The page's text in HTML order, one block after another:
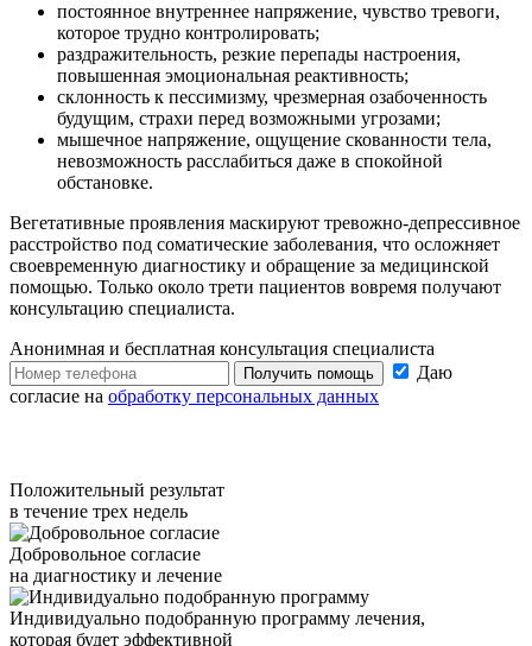
постоянное внутреннее напряжение, чувство тревоги,
которое трудно контролировать;
раздражительность, резкие перепады настроения,
повышенная эмоциональная реактивность;
склонность к пессимизму, чрезмерная озабоченность
будущим, страхи перед возможными угрозами;
мышечное напряжение, ощущение скованности тела,
невозможность расслабиться даже в спокойной
обстановке.
Вегетативные проявления маскируют тревожно-депрессивное
расстройство под соматические заболевания, что осложняет
своевременную диагностику и обращение за медицинской
помощью. Только около трети пациентов вовремя получают
консультацию специалиста.
Анонимная и бесплатная консультация специалиста
Получить помощь
Даю
согласие на обработку персональных данных
Положительный результат
в течение трех недель
Добровольное согласие
на диагностику и лечение
Индивидуально подобранную программу лечения,
которая будет эффективной